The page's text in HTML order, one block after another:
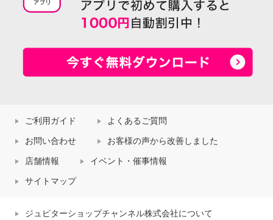
ご利用ガイド よくあるご質問
お問い合わせ お客様の声から改善しました
店舗情報 イベント・催事情報
サイトマップ
ジュピターショップチャンネル株式会社について